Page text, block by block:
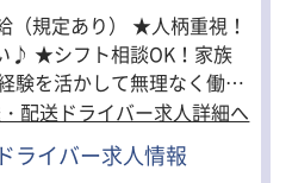
規定あり） ★人柄重視！
♪ ★シフト相談OK！家族
ーパー中心のルート配送。
なく、カゴ台車での積み
への負担も少なめです。
配送ドライバー求人詳細へ
ライバー求人情報